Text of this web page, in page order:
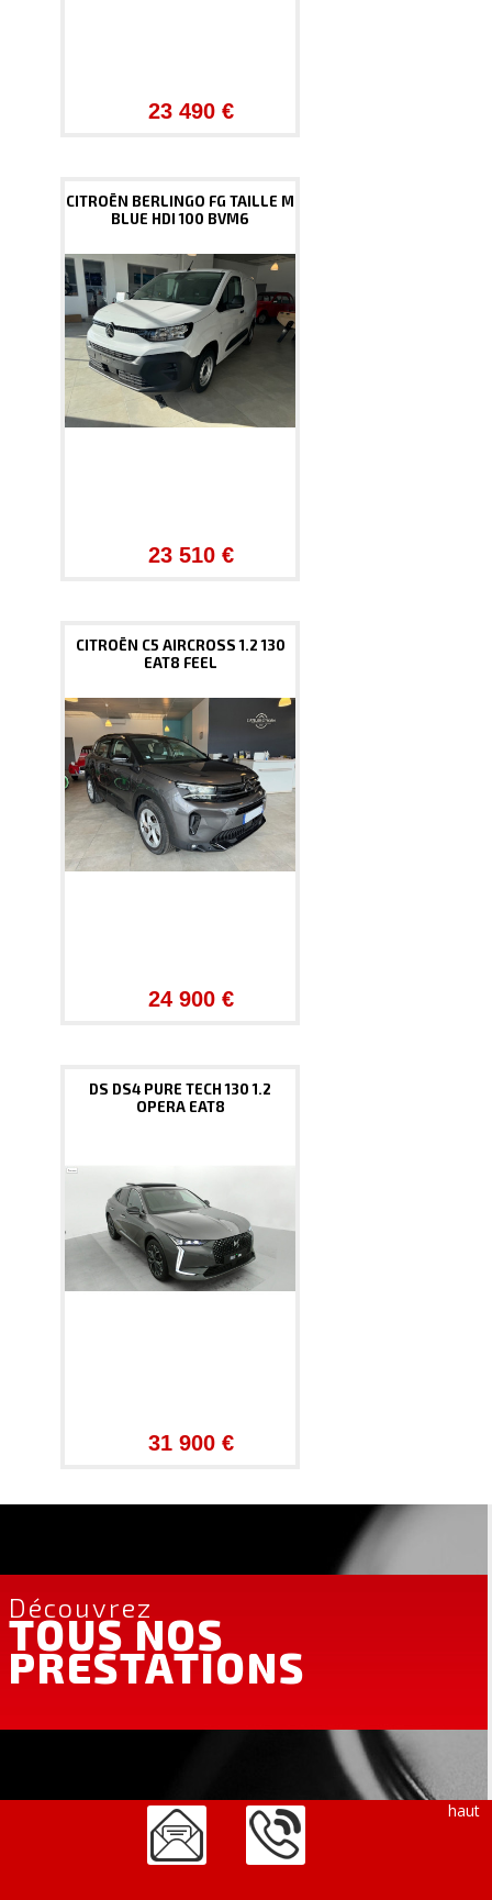
23 490 €
CITROËN BERLINGO FG TAILLE M
BLUE HDI 100 BVM6
23 510 €
CITROËN C5 AIRCROSS 1.2 130
EAT8 FEEL
24 900 €
DS DS4 PURE TECH 130 1.2
OPERA EAT8
31 900 €
Découvrez
TOUS NOS
PRESTATIONS
haut